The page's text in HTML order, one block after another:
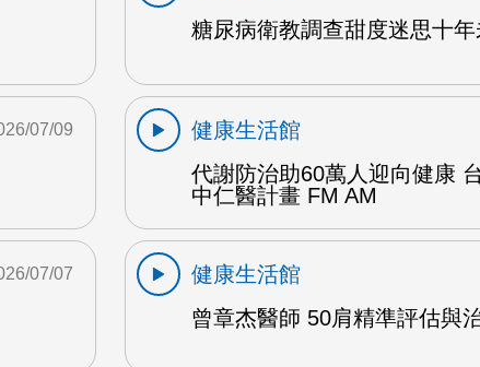
糖尿病衛教調查甜度迷思十
07/09
健康生活館
代謝防治助60萬人迎向健康
中仁醫計畫 FM AM
07/07
健康生活館
曾章杰醫師 50肩精準評估與